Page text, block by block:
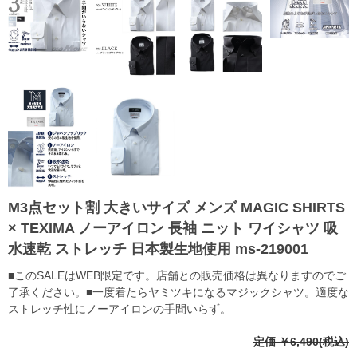
M3点セット割 大きいサイズ メンズ MAGIC SHIRTS
× TEXIMA ノーアイロン 長袖 ニット ワイシャツ 吸
水速乾 ストレッチ 日本製生地使用 ms-219001
■このSALEはWEB限定です。店舗との販売価格は異なりますのでご
了承ください。■一度着たらヤミツキになるマジックシャツ。適度な
ストレッチ性にノーアイロンの手間いらず。
定価 ￥6,490(税込)